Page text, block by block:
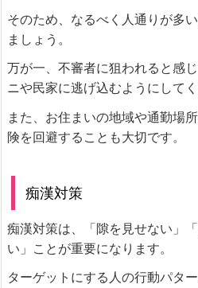
そのため、なるべく人通りが多
ましょう。
万が一、不審者に狙われると感
ニや民家に逃げ込むようにしてく
また、お住まいの地域や通勤場
険を回避することも大切です。
痴漢対策
痴漢対策は、「隙を見せない」
い」ことが重要になります。
ターゲットにする人の行動パタ